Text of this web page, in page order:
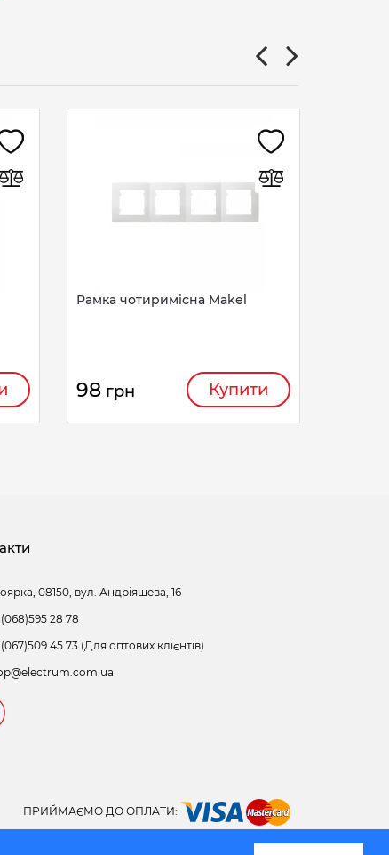
Рамка чотиримісна Makel
98 грн Купити
08150, вул. Андріяшева, 16
28 78
45 73 (Для оптових клієнтів)
ПРИЙМАЄМО ДО ОПЛАТИ: